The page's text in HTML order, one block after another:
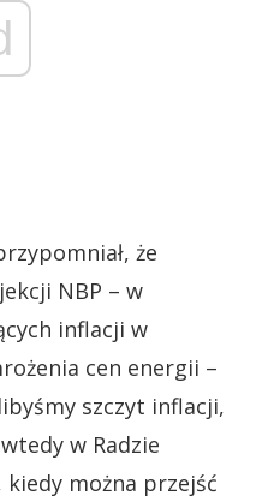
że
NBP – w
inflacji w
cen energii –
szczyt inflacji,
w Radzie
kiedy można przejść